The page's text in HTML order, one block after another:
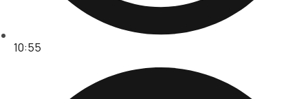
10:55